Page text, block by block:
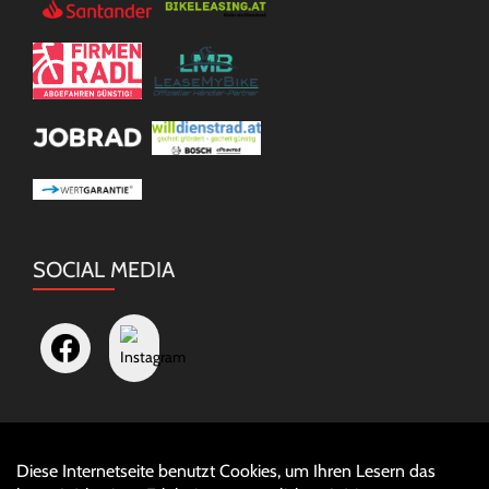
SOCIAL MEDIA
Diese Internetseite benutzt Cookies, um Ihren Lesern das
Auftrag widerrufen